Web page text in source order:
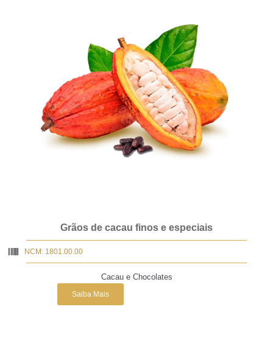
Grãos de cacau finos e especiais
NCM: 1801.00.00
Cacau e Chocolates
Saiba Mais